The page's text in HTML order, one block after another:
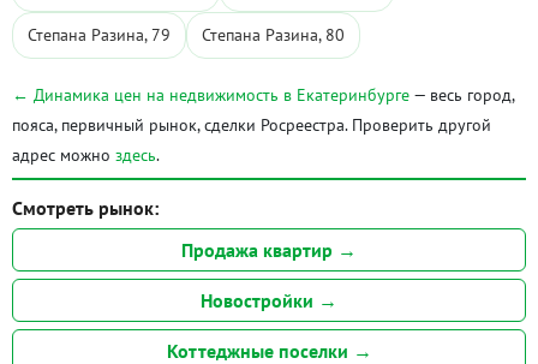
Степана Разина, 79 Степана Разина, 80
← Динамика цен на недвижимость в Екатеринбурге — весь город,
пояса, первичный рынок, сделки Росреестра. Проверить другой
адрес можно здесь.
Смотреть рынок:
Продажа квартир →
Новостройки →
Коттеджные поселки →